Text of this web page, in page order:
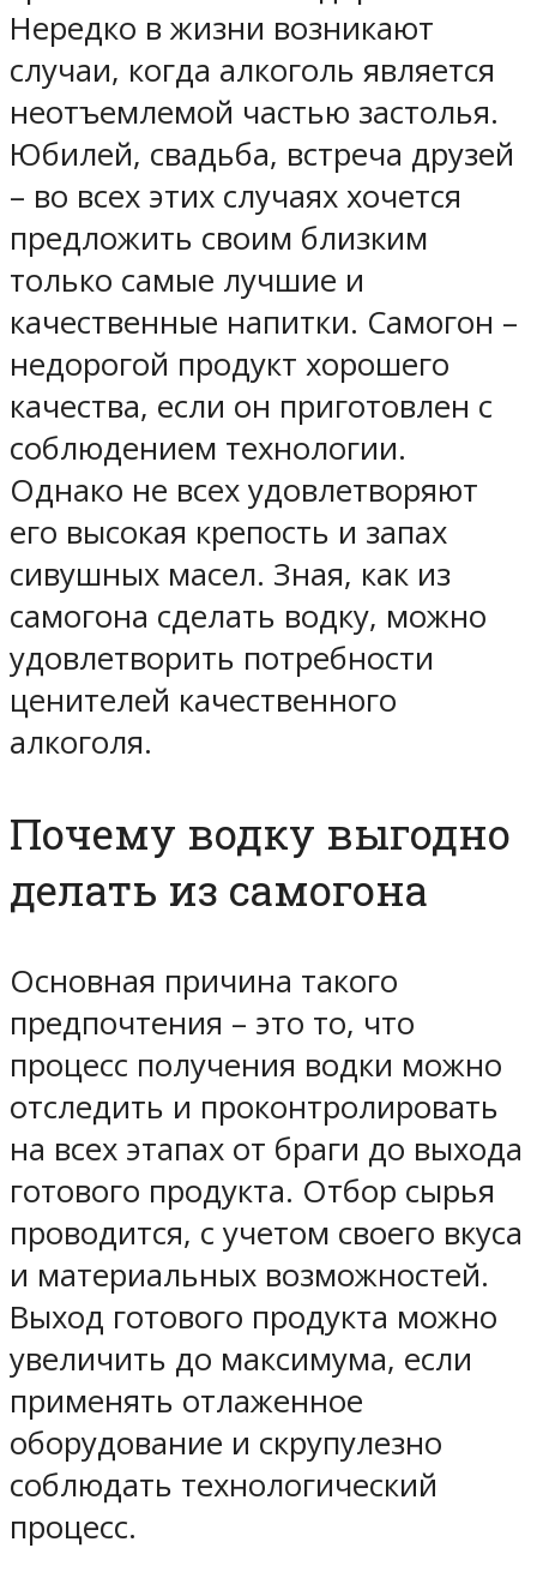
Нередко в жизни возникают
случаи, когда алкоголь является
неотъемлемой частью застолья.
Юбилей, свадьба, встреча друзей
– во всех этих случаях хочется
предложить своим близким
только самые лучшие и
качественные напитки. Самогон –
недорогой продукт хорошего
качества, если он приготовлен с
соблюдением технологии.
Однако не всех удовлетворяют
его высокая крепость и запах
сивушных масел. Зная, как из
самогона сделать водку, можно
удовлетворить потребности
ценителей качественного
алкоголя.
Почему водку выгодно
делать из самогона
Основная причина такого
предпочтения – это то, что
процесс получения водки можно
отследить и проконтролировать
на всех этапах от браги до выхода
готового продукта. Отбор сырья
проводится, с учетом своего вкуса
и материальных возможностей.
Выход готового продукта можно
увеличить до максимума, если
применять отлаженное
оборудование и скрупулезно
соблюдать технологический
процесс.